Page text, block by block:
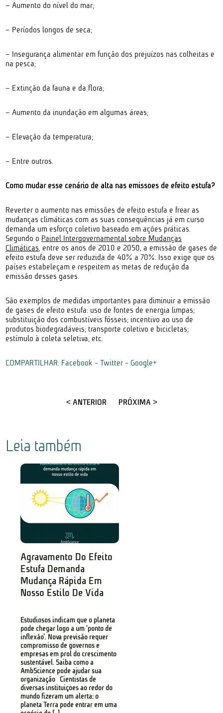
– Aumento do nível do mar;
– Períodos longos de seca;
– Insegurança alimentar em função dos prejuízos nas colheitas e
na pesca;
– Extinção da fauna e da flora;
– Aumento da inundação em algumas áreas;
– Elevação da temperatura;
– Entre outros.
Como mudar esse cenário de alta nas emissões de efeito estufa?
Reverter o aumento nas emissões de efeito estufa e frear as
mudanças climáticas com as suas consequências já em curso
demanda um esforço coletivo baseado em ações práticas.
Segundo o Painel Intergovernamental sobre Mudanças
Climáticas, entre os anos de 2010 e 2050, a emissão de gases de
efeito estufa deve ser reduzida de 40% a 70%. Isso exige que os
países estabeleçam e respeitem as metas de redução da
emissão desses gases.
São exemplos de medidas importantes para diminuir a emissão
de gases de efeito estufa: uso de fontes de energia limpas;
substituição dos combustíveis fósseis; incentivo ao uso de
produtos biodegradáveis; transporte coletivo e bicicletas;
estímulo à coleta seletiva; etc.
COMPARTILHAR: Facebook -Twitter - Google+
< ANTERIOR PRÓXIMA >
Leia também
Agravamento Do Efeito
Estufa Demanda
Mudança Rápida Em
Nosso Estilo De Vida
Estudiosos indicam que o planeta
pode chegar logo a um ‘ponto de
inflexão’. Nova previsão requer
compromisso de governos e
empresas em prol do crescimento
sustentável. Saiba como a
AmbScience pode ajudar sua
organização Cientistas de
diversas instituições ao redor do
mundo fizeram um alerta: o
planeta Terra pode entrar em uma